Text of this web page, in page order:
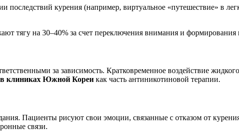
последствий курения (например, виртуальное «путешествие» в
тягу на 30–40% за счет переключения внимания и
за зависимость. Кратковременное воздействие
в клиниках Южной Кореи как часть антиникотиновой терапии.
Пациенты рисуют свои эмоции, связанные с отказом от
связи.